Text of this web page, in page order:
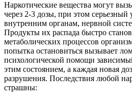
Наркотические вещества могут
через 2-3 дозы, при этом серьезный
внутренним органам, нервной
Продукты их распада быстро
метаболических процессов
попытка остановиться вызывает
психологической помощи
этим состоянием, а каждая новая
разрушения. Последствия любой
страшны: